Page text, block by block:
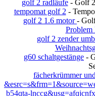
golf 2 radläufe- Golf 2
tempomat golf 2 -
golf 2 1.6 motor-
Problem
golf 2 zender
g60 schaltgestänge -
fächerkrümmer
b54qta-